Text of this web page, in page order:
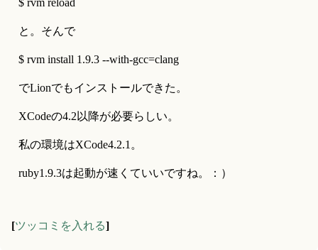
$ rvm reload
と。そんで
$ rvm install 1.9.3 --with-gcc=clang
でLionでもインストールできた。
XCodeの4.2以降が必要らしい。
私の環境はXCode4.2.1。
ruby1.9.3は起動が速くていいですね。：）
[ツッコミを入れる]